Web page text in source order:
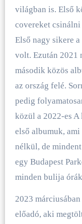
világban is. Első
covereket
Első nagy sikere
volt. Ezután 2021
második közös
az ország felé.
pedig
közül a 2022-es
első albumuk,
nélkül, de
egy Budapest
minden bulija
2023
előadó, aki